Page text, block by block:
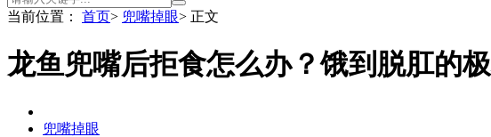
当前位置： 首页> 兜嘴掉眼> 正文
龙鱼兜嘴后拒食怎么办？饿到脱肛的极
兜嘴掉眼